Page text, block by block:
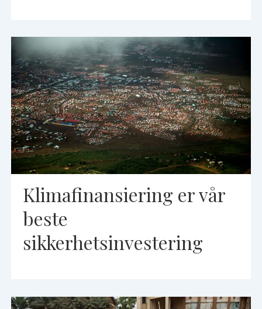
Klimafinansiering er vår
beste
sikkerhetsinvestering